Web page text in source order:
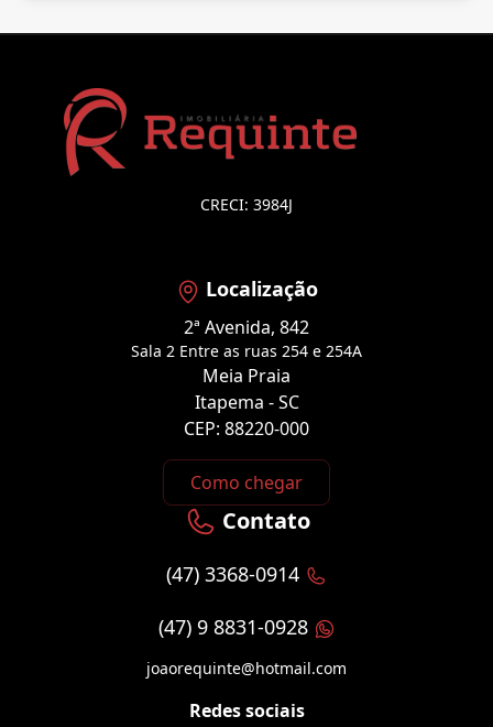
CRECI: 3984J
Localização
2ª Avenida, 842
Sala 2 Entre as ruas 254 e 254A
Meia Praia
Itapema - SC
CEP: 88220-000
Como chegar
Contato
(47) 3368-0914
(47) 9 8831-0928
joaorequinte@hotmail.com
Redes sociais